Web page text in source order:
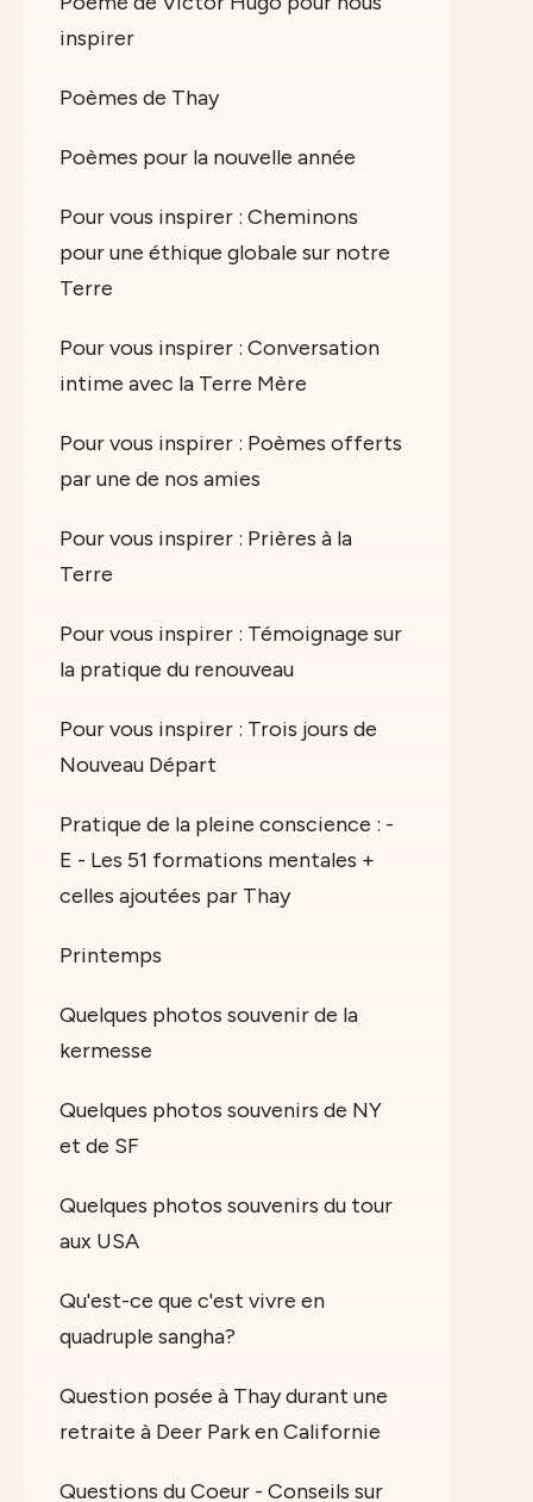
inspirer
Poèmes de Thay
Poèmes pour la nouvelle année
Pour vous inspirer : Cheminons
pour une éthique globale sur notre
Terre
Pour vous inspirer : Conversation
intime avec la Terre Mère
Pour vous inspirer : Poèmes offerts
par une de nos amies
Pour vous inspirer : Prières à la
Terre
Pour vous inspirer : Témoignage sur
la pratique du renouveau
Pour vous inspirer : Trois jours de
Nouveau Départ
Pratique de la pleine conscience : -
E - Les 51 formations mentales +
celles ajoutées par Thay
Printemps
Quelques photos souvenir de la
kermesse
Quelques photos souvenirs de NY
et de SF
Quelques photos souvenirs du tour
aux USA
Qu'est-ce que c'est vivre en
quadruple sangha?
Question posée à Thay durant une
retraite à Deer Park en Californie
Questions du Coeur - Conseils sur